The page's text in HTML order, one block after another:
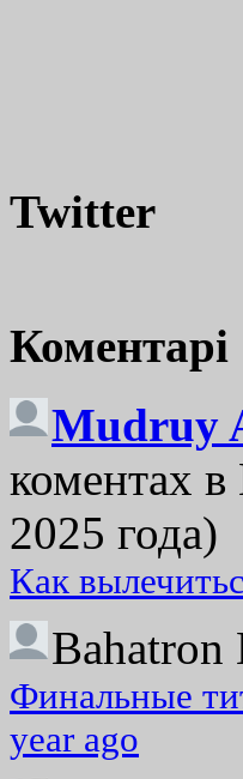
Twitter
Коментарі
Mudruy
коментах в
2025 года)
Как
Bahatron
Финальные
year ago